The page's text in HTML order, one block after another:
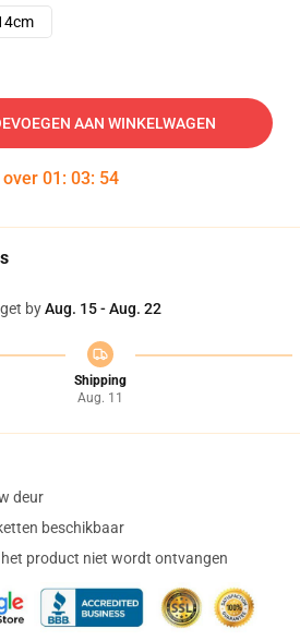
AAN WINKELWAGEN
over 01 : 03: 53
byAug. 15 - Aug. 22
Shipping
Aug. 11
deur
beschikbaar
product niet wordt ontvangen